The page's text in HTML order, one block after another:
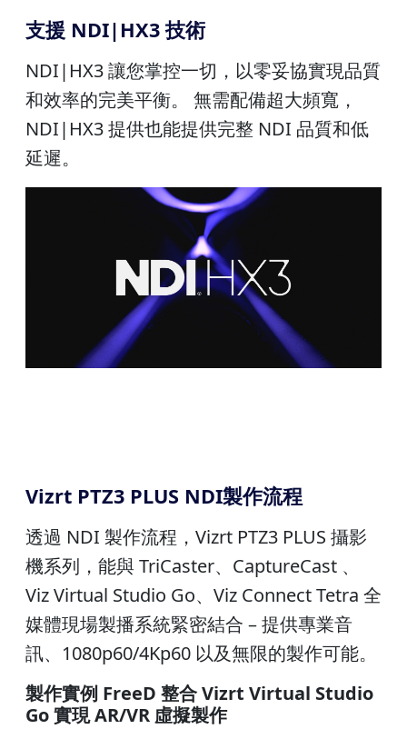
支援 NDI|HX3 技術
NDI|HX3 讓您掌控一切，以零妥協實現品質
和效率的完美平衡。 無需配備超大頻寬，
NDI|HX3 提供也能提供完整 NDI 品質和低
延遲。
Vizrt PTZ3 PLUS NDI製作流程
透過 NDI 製作流程，Vizrt PTZ3 PLUS 攝影
機系列，能與 TriCaster、CaptureCast 、
Viz Virtual Studio Go、Viz Connect Tetra 全
媒體現場製播系統緊密結合 – 提供專業音
訊、1080p60/4Kp60 以及無限的製作可能。
製作實例 FreeD 整合 Vizrt Virtual Studio
Go 實現 AR/VR 虛擬製作